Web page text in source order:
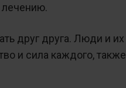
лечению.
друг друга. Люди и
и сила каждого,